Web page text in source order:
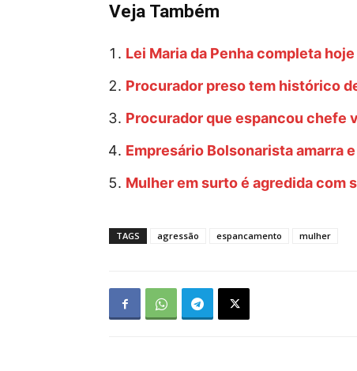
Veja Também
Lei Maria da Penha completa
Procurador preso tem histórico
Procurador que espancou chefe
Empresário Bolsonarista amarra
Mulher em surto é agredida com
TAGS agressão espancamento mulher